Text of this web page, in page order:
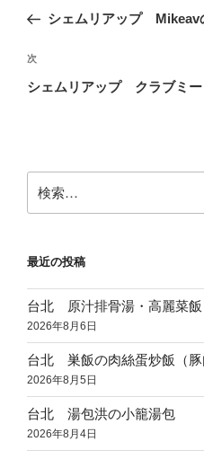
ナ
ビ
ゲ
ン
の
稿
シェムリアップ Mikeav
次
の
次
シェムリアップ クラブミー
索:
最近の投稿
台北 原汁排骨湯・高麗菜飯
2026年8月6日
台北 巣飯の肉絲蛋炒飯（豚
2026年8月5日
台北 湯包洪の小籠湯包
2026年8月4日